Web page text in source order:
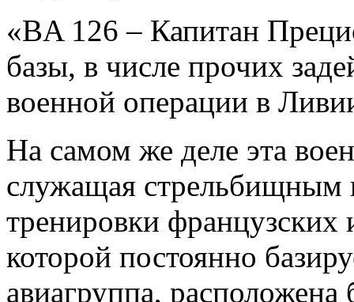
«BA 126 – Капитан
базы, в числе прочих
военной операции в
На самом же деле эта
служащая стрельбищным
тренировки французских
которой постоянно
авиагруппа, расположена